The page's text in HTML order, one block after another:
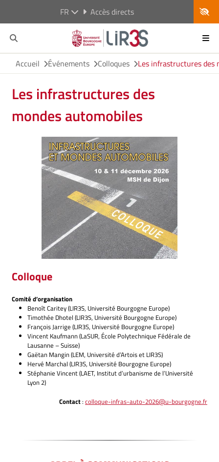
FR Accès directs
Accueil Événements Colloques Les infrastructures des
Les infrastructures des
mondes automobiles
Colloque
Comitéd’organisation
Benoît Caritey (LIR3S, Université Bourgogne Europe)
Timothée Dhotel (LIR3S, Université Bourgogne Europe)
François Jarrige (LIR3S, Université Bourgogne Europe)
Vincent Kaufmann (LaSUR, École Polytechnique Fédérale de
Lausanne – Suisse)
Gaëtan Mangin (LEM, Université d’Artois et LIR3S)
Hervé Marchal (LIR3S, Université Bourgogne Europe)
Stéphanie Vincent (LAET, Institut d’urbanisme de l’Université
Lyon 2)
Contact: colloque-infras-auto-2026@u-bourgogne.fr